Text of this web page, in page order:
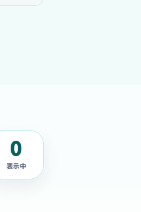
0
表示中